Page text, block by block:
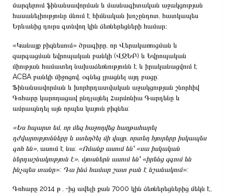
մարզերում ֆինանսավորման և մասնագիտական աջակցության
հասանելիությունը մնում է հիմնական խոչընդոտ, հատկապես
Երևանից դուրս գտնվող կին ձեռներեցների համար։
«Կանայք բիզնեսում» ծրագիրը, որ Վերակառուցման և
զարգացման եվրոպական բանկի (ՎԶԵԲ) և Եվրոպական
միության համատեղ նախաձեռնությունն է և իրականացվում է
ACBA բանկի միջոցով, օգնեց լրացնել այդ բացը:
Ֆինանսավորման և խորհրդատվական աջակցության շնորհիվ
Գոհարը կարողացավ ընդլայնել Հարմոնիա Գարդենը և
ամրապնդել այն որպես կայուն բիզնես:
«Ես հպարտ եմ, որ մեզ հաջողվեց հաղթահարել
դժվարությունները և ստեղծել մի վայր, որտեղ հյուրերը իսկապես
գոհ են», ասում է նա: «Ոմանք ասում են՝ «սա իսկական
ներդաշնակություն է», մյուսներն ասում են՝ «իրենց զգում են
ինչպես տանը»: Դա ինձ համար շատ բան է նշանակում»:
Գոհարը 2014 թ․-ից ավելի քան 7000 կին ձեռներեցներից մեկն է,